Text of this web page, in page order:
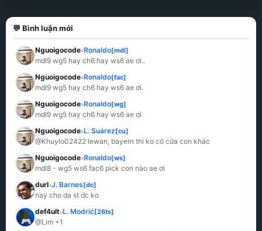
💬 Bình luận mới
Nguoigocode»Ronaldo[mdl]
mdl9 wg5 hay ch6 hay ws6 ae ơi..
Nguoigocode»Ronaldo[fac]
mdl9 wg5 hay ch6 hay ws6 ae ơi.
Nguoigocode»Ronaldo[wg]
mdl9 wg5 hay ch6 hay ws6 ae ơi
Nguoigocode»L. Suárez[cu]
@Khuylo02422 lewan, bayern thì ko có cửa con khác
Nguoigocode»Ronaldo[ws]
mdl8 - wg5 ws6 fac6 pick con nào ae ơi
durl»J. Barnes[dc]
nay cho da st dc ko
def4ult»L. Modrić[26ts]
@Lim +1